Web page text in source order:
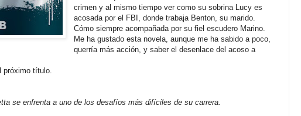
crimen y al mismo tiempo ver como su sobrina Lucy es
acosada por el FBI, donde trabaja Benton, su marido.
Cómo siempre acompañada por su fiel escudero Marino.
Me ha gustado esta novela, aunque me ha sabido a poco,
querría más acción, y saber el desenlace del acoso a
próximo título.
se enfrenta a uno de los desafíos más difíciles de su carrera.